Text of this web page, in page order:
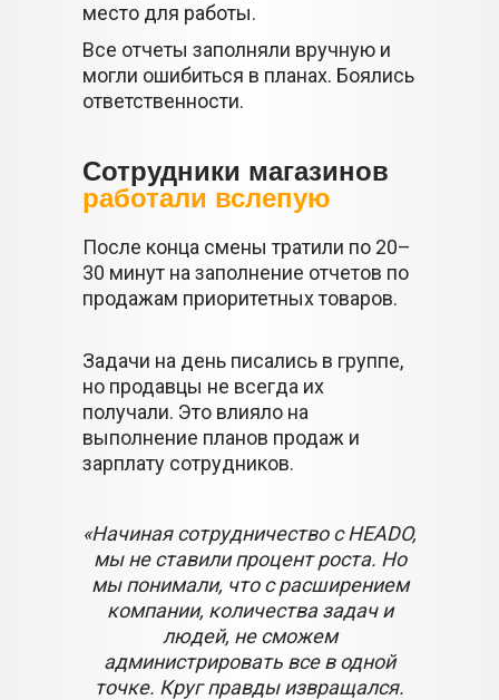
место для работы.
Все отчеты заполняли вручную и
могли ошибиться в планах. Боялись
ответственности.
Сотрудники магазинов
работали вслепую
После конца смены тратили по 20–
30 минут на заполнение отчетов по
продажам приоритетных товаров.
Задачи на день писались в группе,
но продавцы не всегда их
получали. Это влияло на
выполнение планов продаж и
зарплату сотрудников.
«Начиная сотрудничество с HEADO,
мы не ставили процент роста. Но
мы понимали, что с расширением
компании, количества задач и
людей, не сможем
администрировать все в одной
точке. Круг правды извращался.